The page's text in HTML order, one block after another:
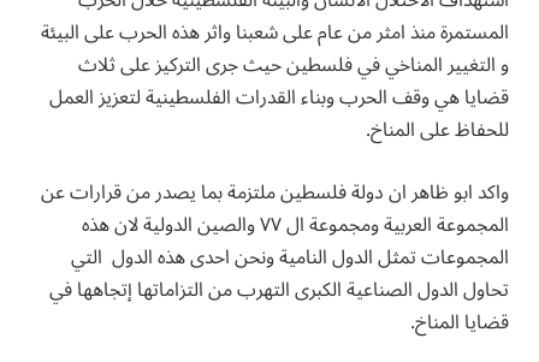
المستمرة منذ امثر من عام على شعبنا واثر هذه الحرب على البيئة
و التغيير المناخي في فلسطين حيث جرى التركيز على ثلاث
قضايا هي وقف الحرب وبناء القدرات الفلسطينية لتعزيز العمل
للحفاظ على المناخ.
واكد ابو ظاهر ان دولة فلسطين ملتزمة بما يصدر من قرارات عن
المجموعة العربية ومجموعة ال ٧٧ والصين الدولية لان هذه
المجموعات تمثل الدول النامية ونحن احدى هذه الدول التي
تحاول الدول الصناعية الكبرى التهرب من التزاماتها إتجاهها في
قضايا المناخ.